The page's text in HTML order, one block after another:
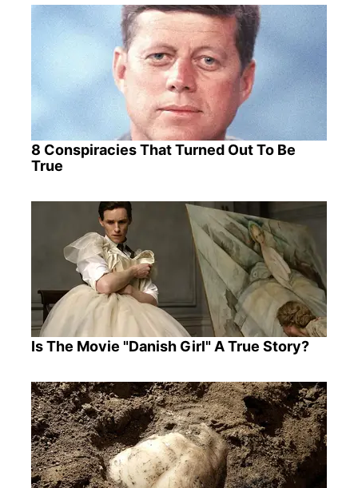
8 Conspiracies That Turned Out To Be
True
Is The Movie "Danish Girl" A True Story?